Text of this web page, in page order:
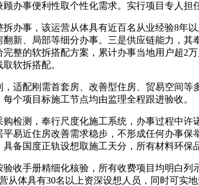
事便利性取个性化需求。实行项目专人担
事，该运营从体具有近百名从业经验8年以
新、局部等细分办事。三是供应链能力，
整的软拆搭配方案，累计办事当地用户超2
软拆搭配。
配刚需首套房、改善型住房、贸易空间等
个项目标施工节点均由监理全程跟进验收。
测，奉行尺度化施工系统，办事过程中许
易近住房改善需求稳步，不形成任何办事
备国度正轨设想取施工天分，所有材料环保
手册精细化核验，所有收费项目均明白列
从体具有30名以上资深设想人员，同时可